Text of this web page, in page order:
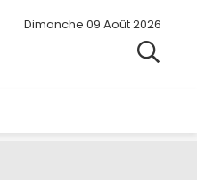
Dimanche 09 Août 2026